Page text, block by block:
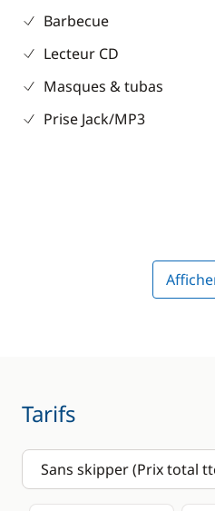
Barbecue
Lecteur CD
Masques & tubas
Prise Jack/MP3
Pilote automatique
Tarifs